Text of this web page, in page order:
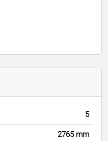
5
2765 mm